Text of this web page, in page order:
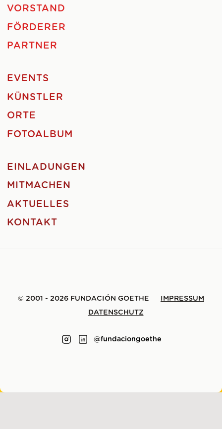
VORSTAND
FÖRDERER
PARTNER
EVENTS
KÜNSTLER
ORTE
FOTOALBUM
EINLADUNGEN
MITMACHEN
AKTUELLES
KONTAKT
© 2001 - 2026 FUNDACIÓN GOETHE
IMPRESSUM
DATENSCHUTZ
@fundaciongoethe